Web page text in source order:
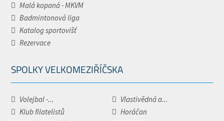
Malá kopaná - MKVM
Badmintonová liga
Katalog sportovišť
Rezervace
SPOLKY VELKOMEZIŘÍČSKA
Volejbal -...
Vlastivědná a...
Klub filatelistů
Horáčan